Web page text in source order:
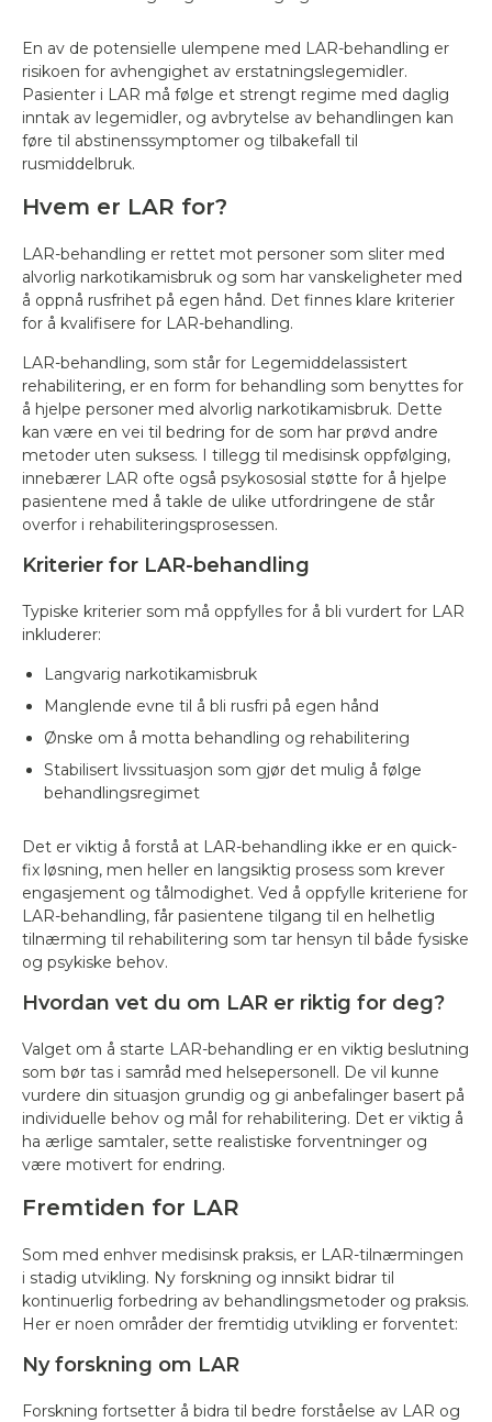
En av de potensielle ulempene med LAR-behandling er
risikoen for avhengighet av erstatningslegemidler.
Pasienter i LAR må følge et strengt regime med daglig
inntak av legemidler, og avbrytelse av behandlingen kan
føre til abstinenssymptomer og tilbakefall til
rusmiddelbruk.
Hvem er LAR for?
LAR-behandling er rettet mot personer som sliter med
alvorlig narkotikamisbruk og som har vanskeligheter med
å oppnå rusfrihet på egen hånd. Det finnes klare kriterier
for å kvalifisere for LAR-behandling.
LAR-behandling, som står for Legemiddelassistert
rehabilitering, er en form for behandling som benyttes for
å hjelpe personer med alvorlig narkotikamisbruk. Dette
kan være en vei til bedring for de som har prøvd andre
metoder uten suksess. I tillegg til medisinsk oppfølging,
innebærer LAR ofte også psykososial støtte for å hjelpe
pasientene med å takle de ulike utfordringene de står
overfor i rehabiliteringsprosessen.
Kriterier for LAR-behandling
Typiske kriterier som må oppfylles for å bli vurdert for LAR
inkluderer:
Langvarig narkotikamisbruk
Manglende evne til å bli rusfri på egen hånd
Ønske om å motta behandling og rehabilitering
Stabilisert livssituasjon som gjør det mulig å følge
behandlingsregimet
Det er viktig å forstå at LAR-behandling ikke er en quick-
fix løsning, men heller en langsiktig prosess som krever
engasjement og tålmodighet. Ved å oppfylle kriteriene for
LAR-behandling, får pasientene tilgang til en helhetlig
tilnærming til rehabilitering som tar hensyn til både fysiske
og psykiske behov.
Hvordan vet du om LAR er riktig for deg?
Valget om å starte LAR-behandling er en viktig beslutning
som bør tas i samråd med helsepersonell. De vil kunne
vurdere din situasjon grundig og gi anbefalinger basert på
individuelle behov og mål for rehabilitering. Det er viktig å
ha ærlige samtaler, sette realistiske forventninger og
være motivert for endring.
Fremtiden for LAR
Som med enhver medisinsk praksis, er LAR-tilnærmingen
i stadig utvikling. Ny forskning og innsikt bidrar til
kontinuerlig forbedring av behandlingsmetoder og praksis.
Her er noen områder der fremtidig utvikling er forventet:
Ny forskning om LAR
Forskning fortsetter å bidra til bedre forståelse av LAR og